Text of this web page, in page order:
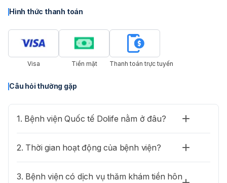
bệnh nhân.
• Bước 2: Điều dưỡng viên sẽ đưa bệnh nhân lên khoa Khám
bệnh để thăm khám sàng lọc (đo nhịp tim, huyết áp, nhiệt độ cơ
thể,...). Sau đó bệnh nhân tiến hành khám lâm sàng cùng bác sĩ,
tư vấn cận lâm sàng khi cần thiết và thông báo về chi phí dịch vụ
• Bước 4: Điều dưỡng viên sẽ đưa bệnh nhân đến các phòng
ban cần thiết để tiến hành khám cận lâm sàng.
nhân được nghỉ ngơi, ăn nhẹ và chờ kết quả.
Hình thức thanh toán
Visa Tiền mặt Thanh toán trực tuyến
Câu hỏi thường gặp
1. Bệnh viện Quốc tế Dolife nằm ở đâu?
2. Thời gian hoạt động của bệnh viện?
3. Bệnh viện có dịch vụ thăm khám tiền hôn